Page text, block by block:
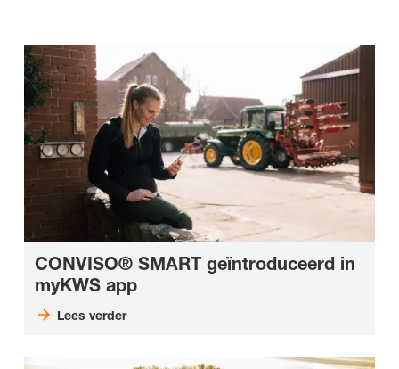
CONVISO® SMART geïntroduceerd in
myKWS app
Lees verder